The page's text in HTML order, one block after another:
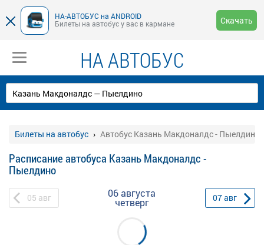
НА-АВТОБУС на ANDROID
Билеты на автобус у вас в кармане
Скачать
НА АВТОБУС
Билеты на автобус Автобус Казань Макдоналдс - Пыелдино
Расписание автобуса Казань Макдоналдс -
Пыелдино
05 авг 06 августа
четверг 07авг